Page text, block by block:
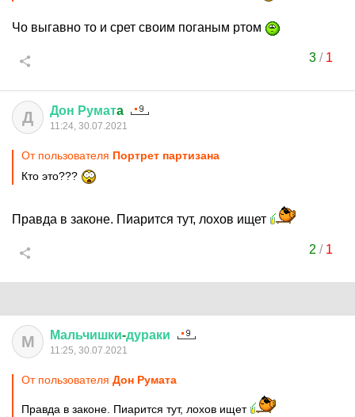
Чо выгавно то и срет своим поганым ртом
3/ 1
Д Дон Руматa
11:24, 30.07.2021
От пользователя Портрет партизана
Кто это???
Правда в законе. Пиарится тут, лохов ищет
2 / 1
М Мальчишки-дураки
11:25, 30.07.2021
От пользователя Дон Руматa
Правда в законе. Пиарится тут, лохов ищет